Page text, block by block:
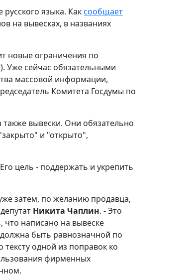
языка. Каксообщает
на вывесках, в названиях
новые ограничения по
Уже сейчас обязательными
массовой информации,
Комитета Госдумы по
вывески. Они обязательно
и "открыто",
цель - поддержать и укрепить
затем, по желанию продавца,
Никита Чаплин. - Это
написано на вывеске
быть равнозначной по
одной из поправок ко
фирменных